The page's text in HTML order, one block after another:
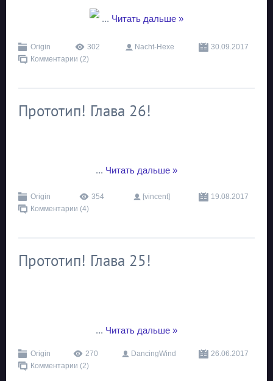
... Читать дальше »
Origin 302 Nacht-Hexe
30.09.2017
Комментарии (2)
Прототип! Глава 26!
... Читать дальше »
Origin 354 [vincent]
19.08.2017
Комментарии (4)
Прототип! Глава 25!
... Читать дальше »
Origin 270 DancingWind
26.06.2017
Комментарии (2)